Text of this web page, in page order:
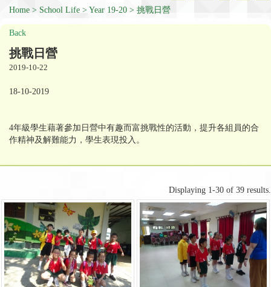
Home School Life Year 19-20 挑戰日營
Back
挑戰日營
2019-10-22
18-10-2019
4年級學生藉著參加日營中有趣而富挑戰性的活動，提升各組員的合
作精神及解難能力，學生表現投入。
Displaying 1-30 of 39 results.